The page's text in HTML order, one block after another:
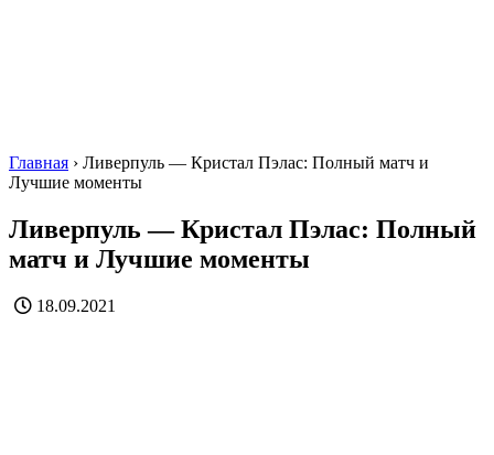
Главная › Ливерпуль — Кристал Пэлас: Полный матч и
Лучшие моменты
Ливерпуль — Кристал Пэлас: Полный
матч и Лучшие моменты
18.09.2021